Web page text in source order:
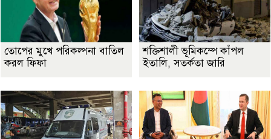
তোপের মুখে পরিকল্পনা বাতিল
করল ফিফা
শক্তিশালী ভূমিকম্পে কাঁপল
ইতালি, সতর্কতা জারি